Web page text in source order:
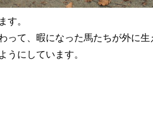
す。
って、暇になった馬たちが外に
うにしています。